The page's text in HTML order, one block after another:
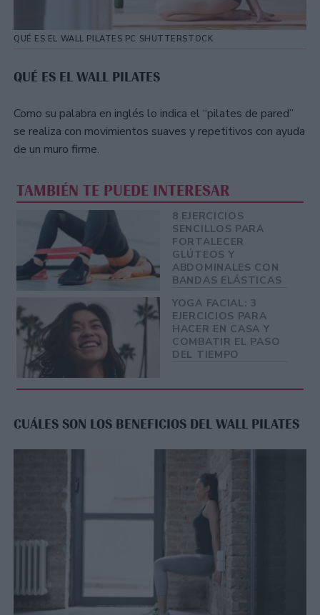
QUÉ ES EL WALL PILATES PC SHUTTERSTOCK
QUÉ ES EL WALL PILATES
Como su palabra en inglés lo indica el “pilates de pared”
se realiza con movimientos suaves y repetitivos con ayuda
de un muro firme.
TAMBIÉN TE PUEDE INTERESAR
8 EJERCICIOS
SENCILLOS PARA
FORTALECER
GLÚTEOS Y
ABDOMINALES CON
BANDAS ELÁSTICAS
YOGA FACIAL: 3
EJERCICIOS PARA
HACER EN CASA Y
COMBATIR EL PASO
DEL TIEMPO
CUÁLES SON LOS BENEFICIOS DEL WALL PILATES